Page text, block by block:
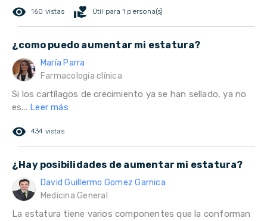
remove_red_eye 160 vistas volunteer_activism Útil para 1 persona(s)
¿como puedo aumentar mi estatura?
María Parra
Farmacología clínica
Si los cartílagos de crecimiento ya se han sellado, ya no
es... Leer más
remove_red_eye 434 vistas
¿Hay posibilidades de aumentar mi estatura?
David Guillermo Gomez Garnica
Medicina General
La estatura tiene varios componentes que la conforman